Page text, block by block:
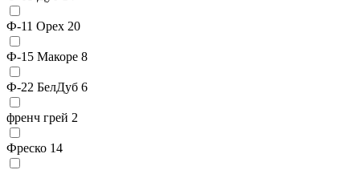
Ф-11 Орех 20
Ф-15 Макоре 8
Ф-22 БелДуб 6
френч грей 2
Фреско 14